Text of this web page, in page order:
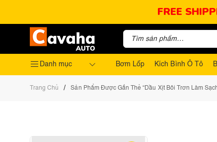
FREE
Danh mục Bơm Lốp Kích Bình Ô Tô
Trang Chủ / Sản Phẩm Được Gắn Thẻ “Dầu Xịt Bôi Trơn Làm